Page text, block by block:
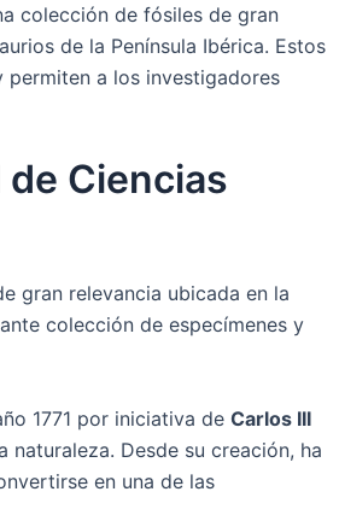
colección de fósiles de gran
de la Península Ibérica. Estos
a los investigadores
Ciencias
gran relevancia ubicada en la
colección de especímenes y
1771 por iniciativa de Carlos III
Desde su creación, ha
en una de las